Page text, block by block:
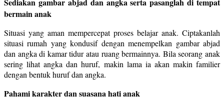
bermain anak
Situasi yang aman mempercepat proses belajar anak. Ciptakanlah
situasi rumah yang kondusif dengan menempelkan gambar abjad
dan angka di kamar tidur atau ruang bermainnya. Bila seorang anak
sering lihat angka dan huruf, makin lama ia akan makin familier
dengan bentuk huruf dan angka.
Pahami karakter dan suasana hati anak